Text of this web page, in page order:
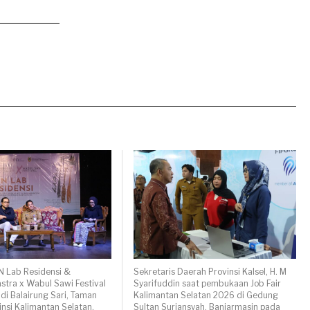
Lab Residensi &
x Wabul Sawi Festival
Balairung Sari, Taman
Kalimantan Selatan,
Sekretaris Daerah Provinsi Kalsel, H. M
Syarifuddin saat pembukaan Job Fair
Kalimantan Selatan 2026 di Gedung
Sultan Suriansyah, Banjarmasin pada